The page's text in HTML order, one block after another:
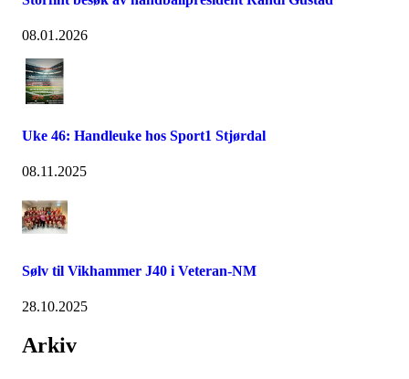
08.01.2026
Uke 46: Handleuke hos Sport1 Stjørdal
08.11.2025
Sølv til Vikhammer J40 i Veteran-NM
28.10.2025
Arkiv